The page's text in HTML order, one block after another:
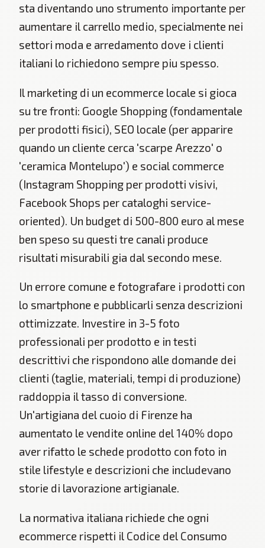
sta diventando uno strumento importante per
aumentare il carrello medio, specialmente nei
settori moda e arredamento dove i clienti
italiani lo richiedono sempre piu spesso.
Il marketing di un ecommerce locale si gioca
su tre fronti: Google Shopping (fondamentale
per prodotti fisici), SEO locale (per apparire
quando un cliente cerca 'scarpe Arezzo' o
'ceramica Montelupo') e social commerce
(Instagram Shopping per prodotti visivi,
Facebook Shops per cataloghi service-
oriented). Un budget di 500-800 euro al mese
ben speso su questi tre canali produce
risultati misurabili gia dal secondo mese.
Un errore comune e fotografare i prodotti con
lo smartphone e pubblicarli senza descrizioni
ottimizzate. Investire in 3-5 foto
professionali per prodotto e in testi
descrittivi che rispondono alle domande dei
clienti (taglie, materiali, tempi di produzione)
raddoppia il tasso di conversione.
Un'artigiana del cuoio di Firenze ha
aumentato le vendite online del 140% dopo
aver rifatto le schede prodotto con foto in
stile lifestyle e descrizioni che includevano
storie di lavorazione artigianale.
La normativa italiana richiede che ogni
ecommerce rispetti il Codice del Consumo